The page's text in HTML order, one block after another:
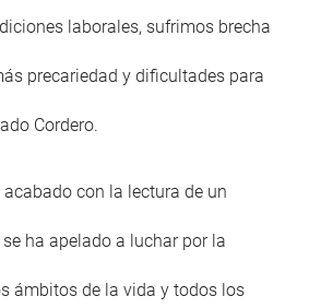
laborales, sufrimos brecha
precariedad y dificultades para
Cordero.
con la lectura de un
ha apelado a luchar por la
ámbitos de la vida y todos los